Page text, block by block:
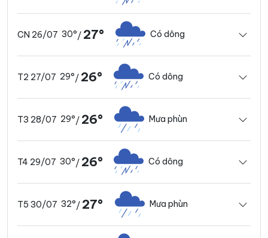
CN 26/07 30°/ 27° Có dông
T2 27/07 29°/ 26° Có dông
T3 28/07 29°/ 26° Mưa phùn
T4 29/07 30°/ 26° Có dông
T5 30/07 32°/ 27° Mưa phùn